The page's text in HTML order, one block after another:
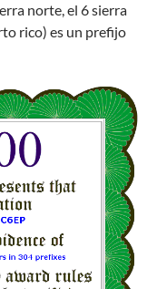
norte, el 6 sierra
rico) es un prefijo